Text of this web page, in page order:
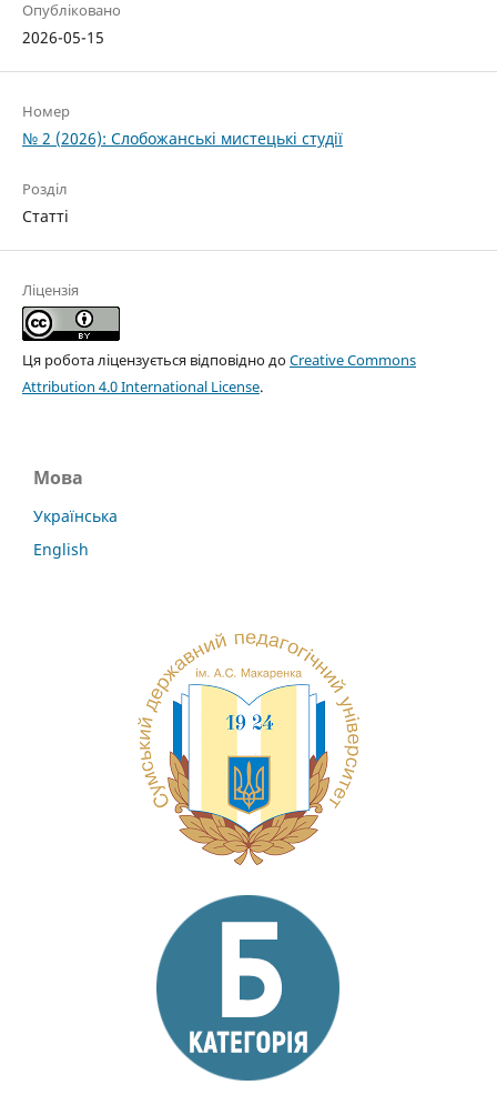
Опубліковано
2026-05-15
Номер
№ 2 (2026): Слобожанські мистецькі студії
Розділ
Статті
Ліцензія
Ця робота ліцензується відповідно доCreative Commons
Attribution 4.0 International License.
Мова
Українська
English